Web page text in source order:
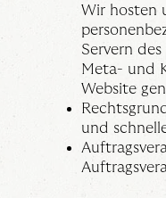
Wir hosten
Servern
Meta- und
Website
und